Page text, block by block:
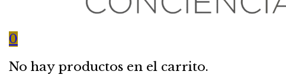
0
No hay productos en el carrito.